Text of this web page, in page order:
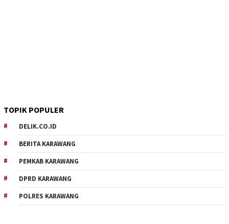
TOPIK POPULER
DELIK.CO.ID
BERITA KARAWANG
PEMKAB KARAWANG
DPRD KARAWANG
POLRES KARAWANG